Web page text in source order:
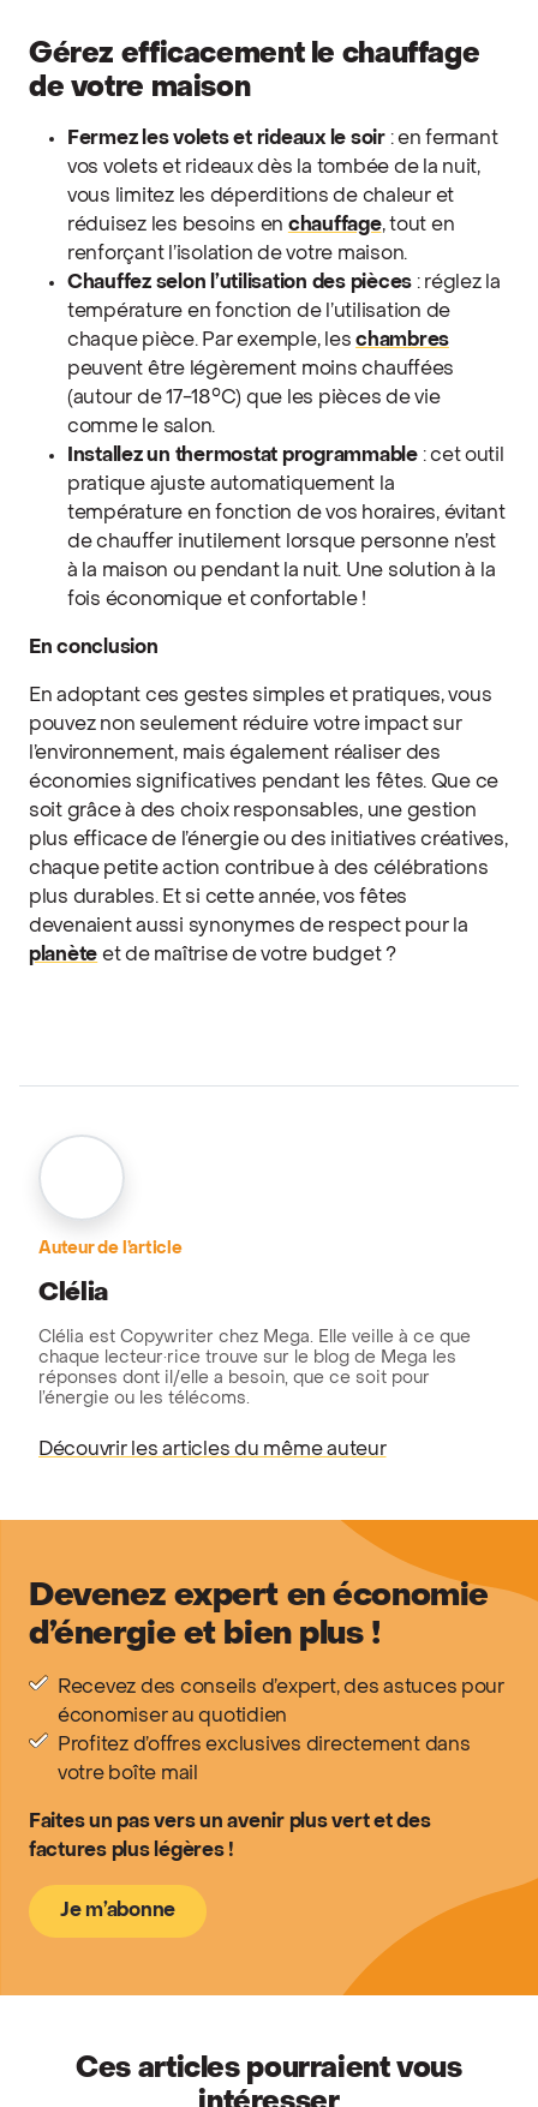
Gérez efficacement le chauffage
de votre maison
Fermez les volets et rideaux le soir: en fermant
vos volets et rideaux dès la tombée de la nuit,
vous limitez les déperditions de chaleur et
réduisez les besoins en chauffage, tout en
renforçant l’isolation de votre maison.
Chauffez selon l’utilisation des pièces : réglez la
température en fonction de l’utilisation de
chaque pièce. Par exemple, leschambres
peuvent être légèrement moins chauffées
(autour de 17-18°C) que les pièces de vie
comme le salon.
Installez un thermostat programmable: cet outil
pratique ajuste automatiquement la
température en fonction de vos horaires, évitant
de chauffer inutilement lorsque personne n’est
à la maison ou pendant la nuit. Une solution à la
fois économique et confortable !
En conclusion
En adoptant ces gestes simples et pratiques, vous
pouvez non seulement réduire votre impact sur
l’environnement, mais également réaliser des
économies significatives pendant les fêtes. Que ce
soit grâce à des choix responsables, une gestion
plus efficace de l’énergie ou des initiatives créatives,
chaque petite action contribue à des célébrations
plus durables. Et si cette année, vos fêtes
devenaient aussi synonymes de respect pour la
planète et de maîtrise de votre budget ?
Auteur de l’article
Clélia
Clélia est Copywriter chez Mega. Elle veille à ce que
chaque lecteur·rice trouve sur le blog de Mega les
réponses dont il/elle a besoin, que ce soit pour
l’énergie ou les télécoms.
Découvrir les articles du même auteur
Devenez expert en économie
d’énergie et bien plus !
Recevez des conseils d’expert, des astuces pour
économiser au quotidien
Profitez d’offres exclusives directement dans
votre boîte mail
Faites un pas vers un avenir plus vert et des
factures plus légères !
Je m’abonne
Ces articles pourraient vous